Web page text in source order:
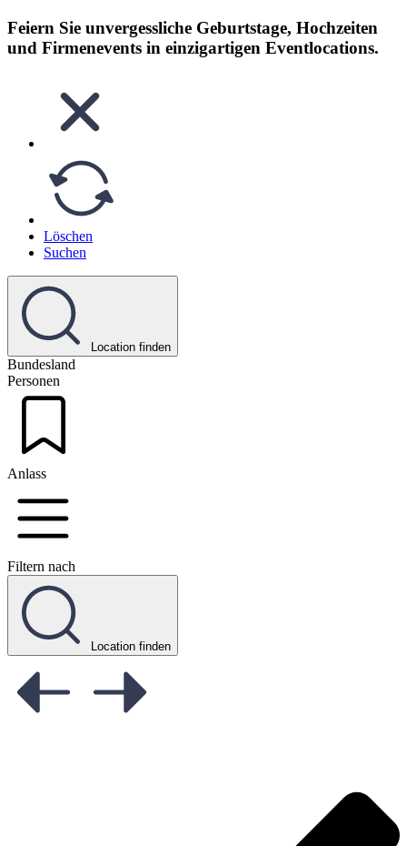
Feiern Sie unvergessliche Geburtstage, Hochzeiten
und Firmenevents in einzigartigen Eventlocations.
Löschen
Suchen
Location finden
Bundesland
Personen
Anlass
Filtern nach
Location finden